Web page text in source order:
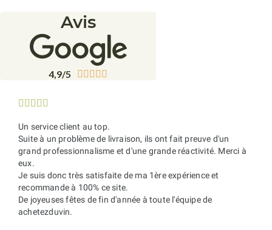
Avis
4,9/5     
    
Un service client au top.
Suite à un problème de livraison, ils ont fait preuve d'un
grand professionnalisme et d'une grande réactivité. Merci à
eux.
Je suis donc très satisfaite de ma 1ère expérience et
recommande à 100% ce site.
De joyeuses fêtes de fin d'année à toute l'équipe de
achetezduvin.